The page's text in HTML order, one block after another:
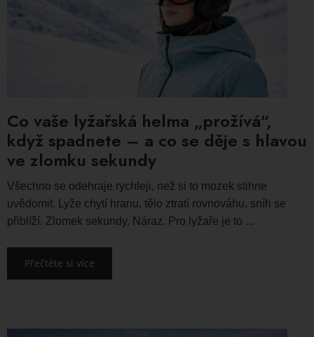
Co vaše lyžařská helma „prožívá“,
když spadnete – a co se děje s hlavou
ve zlomku sekundy
Všechno se odehraje rychleji, než si to mozek stihne
uvědomit. Lyže chytí hranu, tělo ztratí rovnováhu, sníh se
přiblíží. Zlomek sekundy. Náraz. Pro lyžaře je to ...
Přečtěte si více